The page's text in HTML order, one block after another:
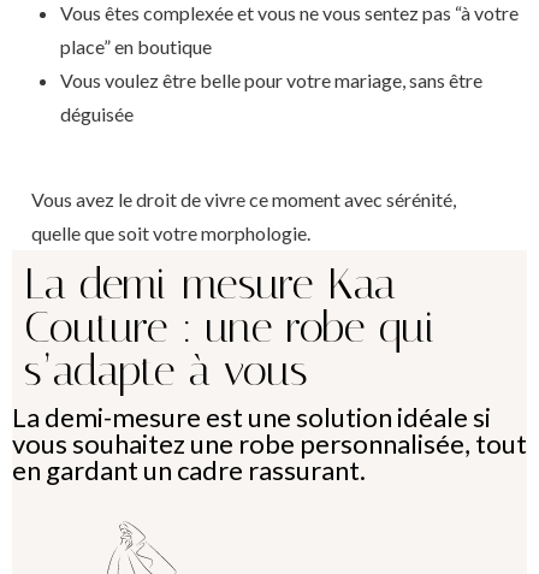
Vous êtes complexée et vous ne vous sentez pas “à votre
place” en boutique
Vous voulez être belle pour votre mariage, sans être
déguisée
Vous avez le droit de vivre ce moment avec sérénité,
quelle que soit votre morphologie.
La demi-mesure Kaa
Couture : une robe qui
s’adapte à vous
La demi-mesure est une solution idéale si
vous souhaitez une robe personnalisée, tout
en gardant un cadre rassurant.